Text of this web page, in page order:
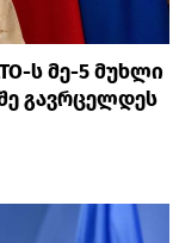
ს მე-5 მუხლი
გავრცელდეს